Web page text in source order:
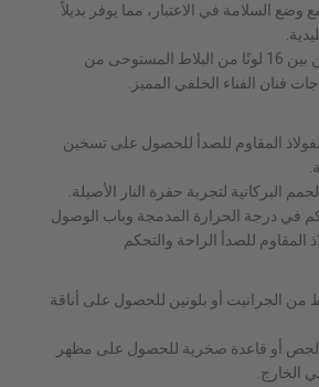
السلامة في الاعتبار، مما يوفر بديلاً
التخصيص: اختر من بين 16 لونًا من البلاط المستوحى من
فنان الفناء الخلفي المميز.
المقاوم للصدأ للحصول على تسخين
البركانية لتجربة حفرة النار الأصيلة.
في درجة الحرارة المدمجة وباب الوصول
المقاوم للصدأ الراحة والتحكم
من الجرانيت أو بلونين للحصول على أناقة
أو قاعدة صخرية للحصول على مظهر
الخارج.